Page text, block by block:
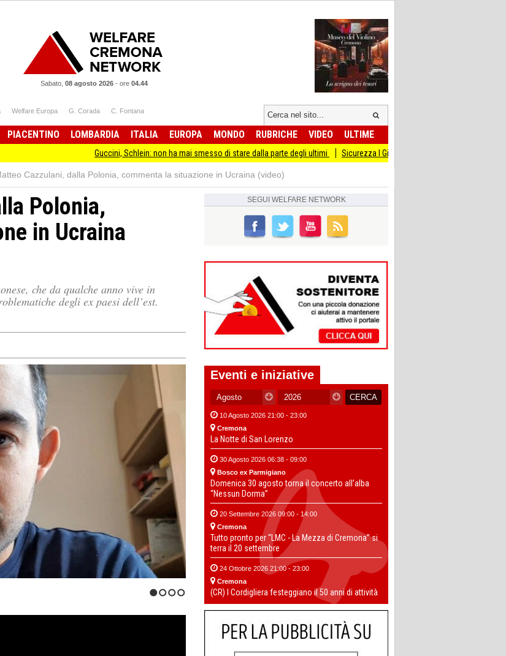
Sabato, 08 agosto 2026- ore 04.44
Welfare Europa G. Corada C. Fontana
PIACENTINO LOMBARDIA ITALIA EUROPA MONDO RUBRICHE VIDEO ULTIME
Guccini, Schlein: non ha mai smesso di stare dalla parte degli ultimi Sicurezza I Giovani Democratici ribattono ai Giovani di
Cazzulani, dalla Polonia, commenta la situazione in Ucraina (video)
Polonia,
in Ucraina
che da qualche anno vive in
degli ex paesi dell’est.
SEGUI WELFARE NETWORK
Eventi e iniziative
10 Agosto 2026 21:00 - 23:00
Cremona
La Notte di San Lorenzo
30 Agosto 2026 06:38 - 09:00
Bosco ex Parmigiano
Domenica 30 agosto torna il concerto all’alba
“Nessun Dorma”
20 Settembre 2026 09:00 - 14:00
Cremona
Tutto pronto per “LMC - La Mezza di Cremona” si
terra il 20 settembre
24 Ottobre 2026 21:00 - 23:00
Cremona
(CR) I Cordigliera festeggiano il 50 anni di attività